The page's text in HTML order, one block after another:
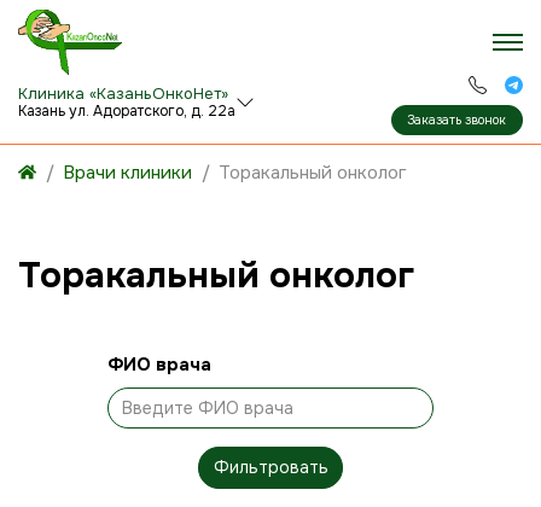
Клиника «КазаньОнкоНет»
Казань ул. Адоратского, д. 22а Заказать звонок
Врачи клиники Торакальный онколог
Торакальный онколог
ФИО врача
Фильтровать